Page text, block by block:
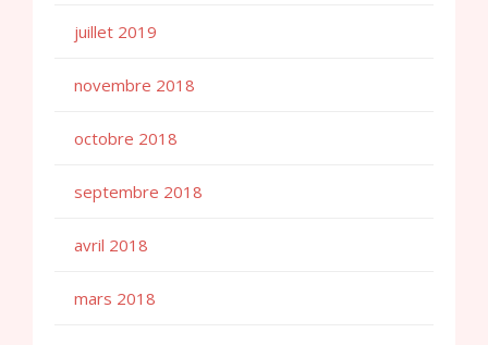
juillet 2019
novembre 2018
octobre 2018
septembre 2018
avril 2018
mars 2018